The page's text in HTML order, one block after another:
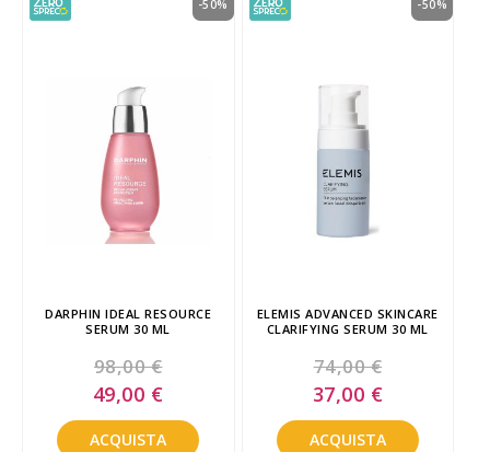
DARPHIN IDEAL RESOURCE
SERUM 30 ML
98,00 €
-50%
Special
Price
49,00 €
ACQUISTA
ELEMIS ADVANCED SKINCARE
CLARIFYING SERUM 30 ML
74,00 €
-50%
Special
Price
37,00 €
ACQUISTA